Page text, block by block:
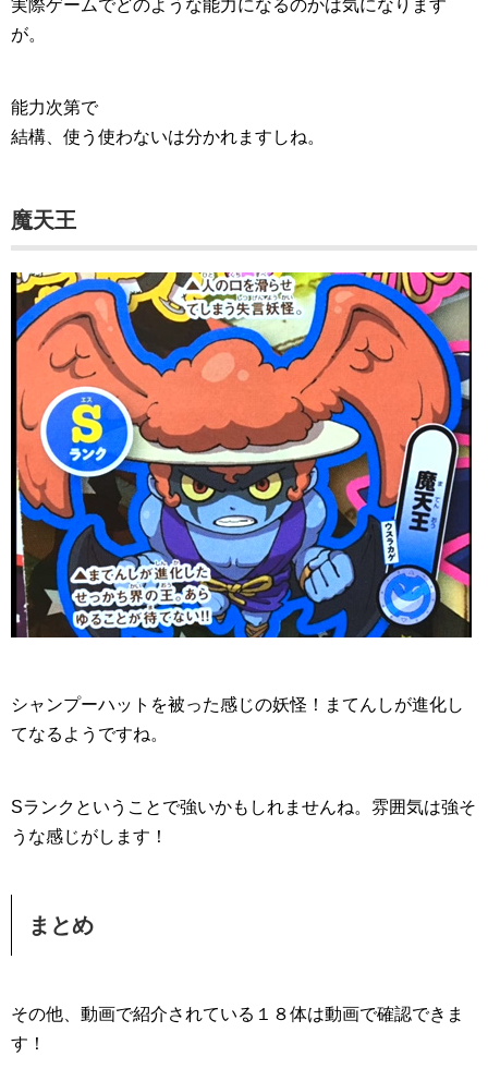
実際ゲームでどのような能力になるのかは気になります
が。
能力次第で
結構、使う使わないは分かれますしね。
魔天王
シャンプーハットを被った感じの妖怪！ まてんしが進化し
てなるようですね。
Sランクということで強いかもしれませんね。雰囲気は強そ
うな感じがします！
まとめ
その他、動画で紹介されている１８体は動画で確認できま
す！